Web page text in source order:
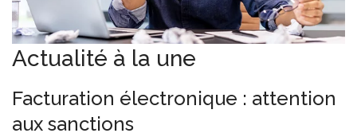
Actualité à la une
Facturation électronique : attention
aux sanctions